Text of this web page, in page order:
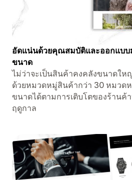
อัดแน่นด้วยคุณสมบัติและออกแบบ
ขนาด
ไม่ว่าจะเป็นสินค้าคงคลังขนาดให
ด้วยหมวดหมู่สินค้ากว่า 30 หมวด
ขนาดได้ตามการเติบโตของร้านค้
ฤดูกาล